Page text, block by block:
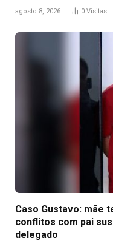
agosto 8, 2026 0 Visitas
Caso Gustavo: mãe
conflitos com pai
delegado